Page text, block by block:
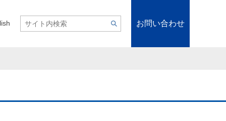
お問い合わせ